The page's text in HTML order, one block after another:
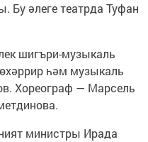
Бу әлеге театрда Туфан
шигъри-музыкаль
һәм музыкаль
Хореограф — Марсель
министры Ирада